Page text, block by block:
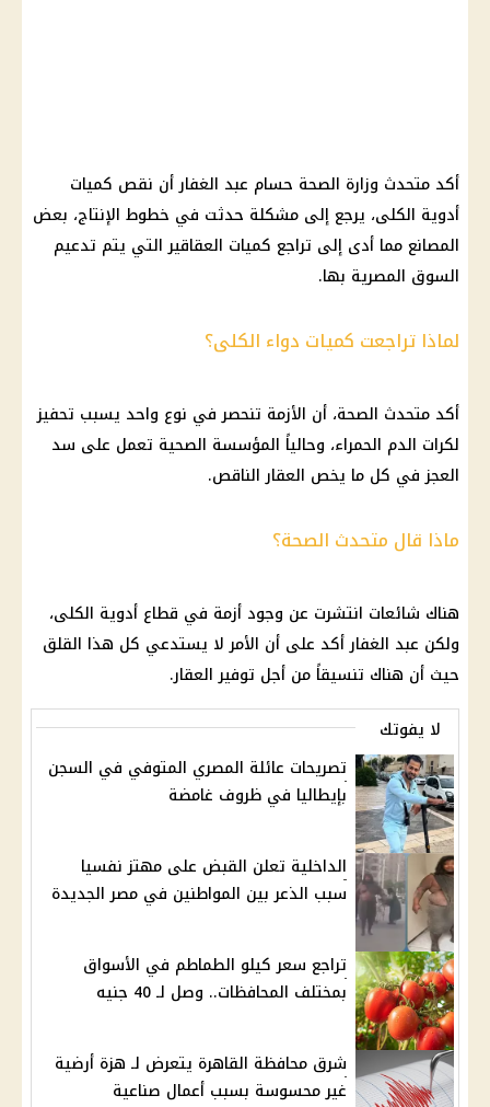
أكد متحدث وزارة الصحة حسام عبد الغفار أن نقص كميات
أدوية الكلى، يرجع إلى مشكلة حدثت في خطوط الإنتاج، بعض
المصانع مما أدى إلى تراجع كميات العقاقير التي يتم تدعيم
السوق المصرية بها.
لماذا تراجعت كميات دواء الكلى؟
أكد متحدث الصحة، أن الأزمة تنحصر في نوع واحد يسبب تحفيز
لكرات الدم الحمراء، وحالياً المؤسسة الصحية تعمل على سد
العجز في كل ما يخص العقار الناقص.
ماذا قال متحدث الصحة؟
هناك شائعات انتشرت عن وجود أزمة في قطاع أدوية الكلى،
ولكن عبد الغفار أكد على أن الأمر لا يستدعي كل هذا القلق
حيث أن هناك تنسيقاً من أجل توفير العقار.
لا يفوتك
تصريحات عائلة المصري المتوفي في السجن
بإيطاليا في ظروف غامضة
الداخلية تعلن القبض على مهتز نفسيا
سبب الذعر بين المواطنين في مصر الجديدة
تراجع سعر كيلو الطماطم في الأسواق
بمختلف المحافظات.. وصل لـ 40 جنيه
شرق محافظة القاهرة يتعرض لـ هزة أرضية
غير محسوسة بسبب أعمال صناعية